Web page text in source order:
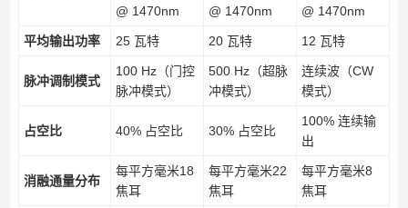
@ 1470nm
@ 1470nm
@ 1470nm
平均输出功率 25 瓦特 20 瓦特 12 瓦特
脉冲调制模式
100 Hz（门控
脉冲模式）
500 Hz（超脉
冲模式）
连续波（CW
模式）
占空比 40% 占空比 30% 占空比
100% 连续输
出
消融通量分布
每平方毫米18
焦耳
每平方毫米22
焦耳
每平方毫米8
焦耳